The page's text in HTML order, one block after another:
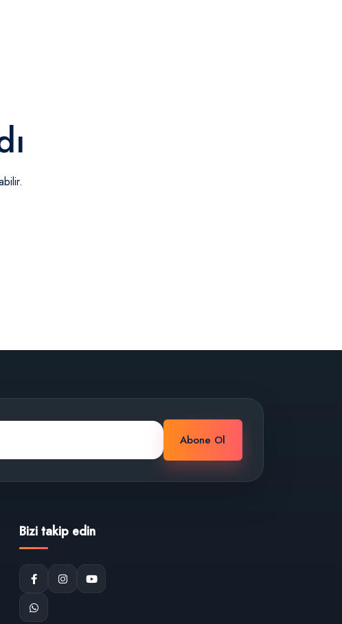
Abone Ol
Bizi takip edin